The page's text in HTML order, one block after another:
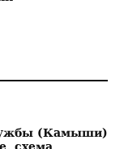
(Камыши)